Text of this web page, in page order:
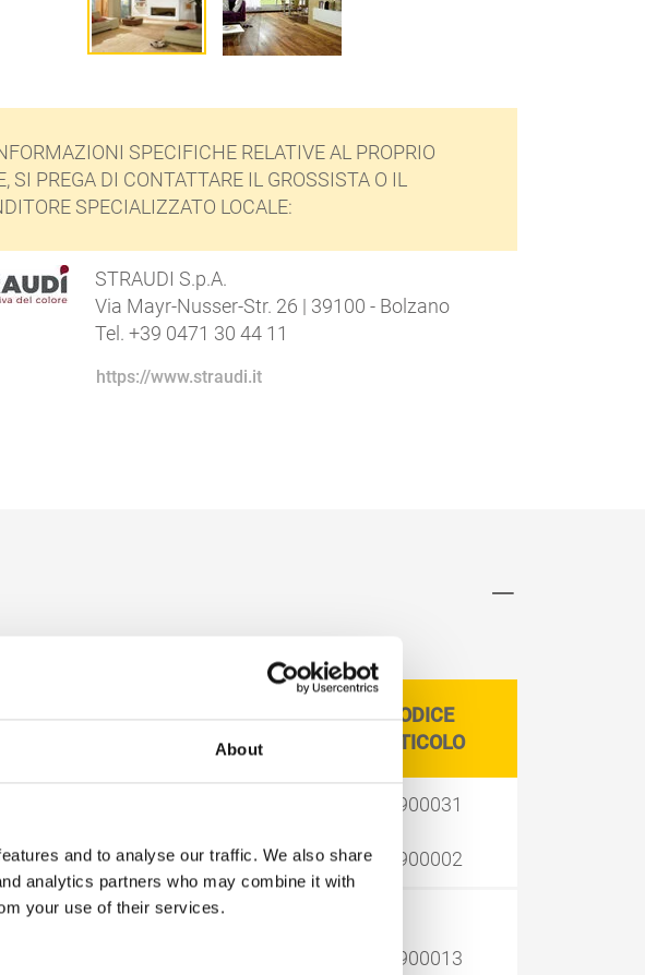
About
and to analyse our traffic. We also share
analytics partners who may combine it with
your use of their services.
SPECIFICHE RELATIVE AL PROPRIO
SI PREGA DI CONTATTARE IL GROSSISTA O IL
SPECIALIZZATO LOCALE:
STRAUDI S.p.A.
Via Mayr-Nusser-Str. 26 | 39100 - Bolzano
Tel. +39 0471 30 44 11
https://www.straudi.it
COLORE
DIMENSIONI
LATTA LITRO
CODICE
ARTICOLO
13900031
1,00 13900002
13900013